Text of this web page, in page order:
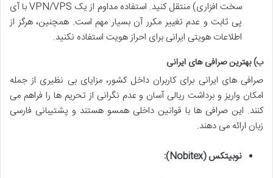
سخت افزاری) منتقل کنید. استفاده مداوم از یک VPN/VPS با آی
پی ثابت و عدم تغییر مکرر آن بسیار مهم است. همچنین، هرگز از
اطلاعات هویتی ایرانی برای احراز هویت استفاده نکنید.
ب) بهترین صرافی های ایرانی
صرافی های ایرانی برای کاربران داخل کشور، مزایای بی نظیری از جمله
امکان واریز و برداشت ریالی آسان و عدم نگرانی از تحریم ها را فراهم می
کنند. این صرافی ها با قوانین داخلی همسو هستند و پشتیبانی فارسی
زبان ارائه می دهند.
نوبیتکس (Nobitex):